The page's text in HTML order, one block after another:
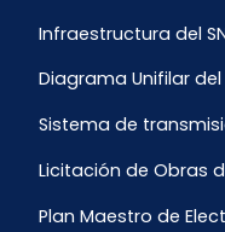
Infraestructura del
Diagrama Unifilar del
Sistema de
Licitación de Obras
Plan Maestro de